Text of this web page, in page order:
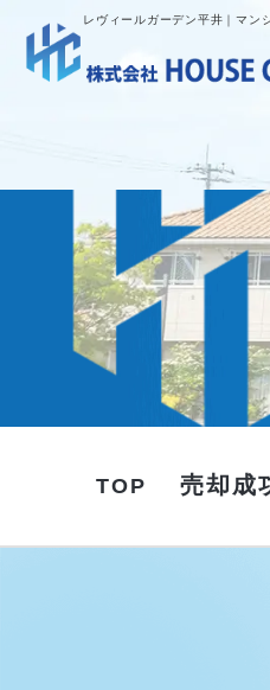
レヴィールガーデン平井｜マン
TOP 売却成